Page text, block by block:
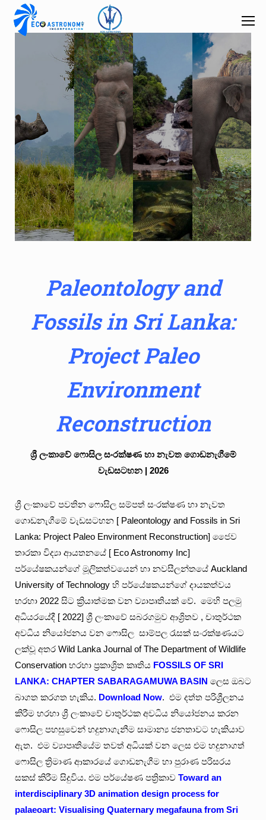
Paleontology and
Fossils in Sri Lanka:
Project Paleo
Environment
Reconstruction
ශ්‍රී ලංකාවේ ෆොසිල සංරක්ෂණ හා නැවත ගොඩනැගීමේ
වැඩසටහන | 2026
ශ්‍රී ලංකාවේ පවතින ෆොසිල සම්පත් සංරක්ෂණ හා නැවත
ගොඩනැගීමේ වැඩසටහන [ Paleontology and Fossils in Sri
Lanka: Project Paleo Environment Reconstruction] ජෛව
තාරකා විද්‍යා ආයතනයේ [ Eco Astronomy Inc]
පර්යේෂකයන්ගේ මූලිකත්වයෙන් හා නවසීලන්තයේ Auckland
University of Technology හි පර්යේෂකයන්ගේ දායකත්වය
හරහා 2022 සිට ක්‍රියාත්මක වන ව්‍යාපෘතියක් වේ. මෙහි පලමු
අධියරයේදී [ 2022] ශ්‍රී ලංකාවේ සබරගමුව ආශ්‍රිතව , චාතුර්ථක
අවධිය නියෝජනය වන ෆොසිල සාම්පල රැසක් සංරක්ෂණයට
ලක්වූ අතර Wild Lanka Journal of The Department of Wildlife
Conservation හරහා ප්‍රකාශ්‍රිත කෘතිය FOSSILS OF SRI
LANKA: CHAPTER SABARAGAMUWA BASIN ලෙස ඔබට
බාගත කරගත හැකිය. Download Now. එම දත්ත පරිශ්‍රීලනය
කිරීම හරහා ශ්‍රී ලංකාවේ චාතුර්ථක අවධිය නියෝජනය කරන
ෆොසිල පහසුවෙන් හදුනාගැනීම සාමාන්‍ය ජනතාවට හැකියාව
ඇත. එම ව්‍යාපෘතියේම තවත් අධියක් වන ලෙස එම හදුනාගත්
ෆොසිල ත්‍රිමාණ ආකාරයේ ගොඩනැගීම හා පුරාණ පරිසරය
සකස් කිරීම සිදුවිය. එම පර්යේෂණ පත්‍රිකාව Toward an
interdisciplinary 3D animation design process for
palaeoart: Visualising Quaternary megafauna from Sri